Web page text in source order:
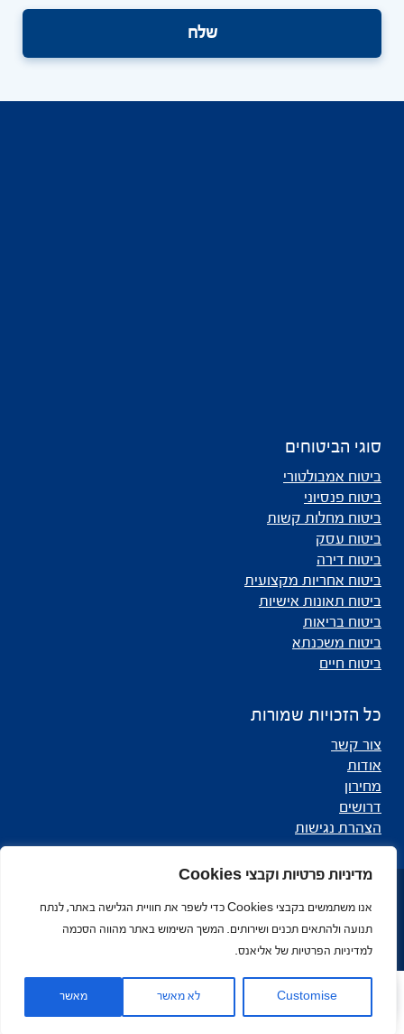
Open toolbar
מדיניות פרטיות וקבצי Cookies
אנו משתמשים בקבצי Cookies כדי לשפר את חוויית הגלישה באתר, לנתח
תנועה ולהתאים תכנים ושירותים. המשך השימוש באתר מהווה הסכמה
למדיניות הפרטיות של אליאנס.
Customise לא מאשר מאשר
סוגי הביטוחים
ביטוח אמבולטורי
ביטוח פנסיוני
ביטוח מחלות קשות
ביטוח עסק
ביטוח דירה
ביטוח אחריות מקצועית
ביטוח תאונות אישיות
ביטוח בריאות
ביטוח משכנתא
ביטוח חיים
כל הזכויות שמורות
צור קשר
אודות
מחירון
דרושים
הצהרת נגישות